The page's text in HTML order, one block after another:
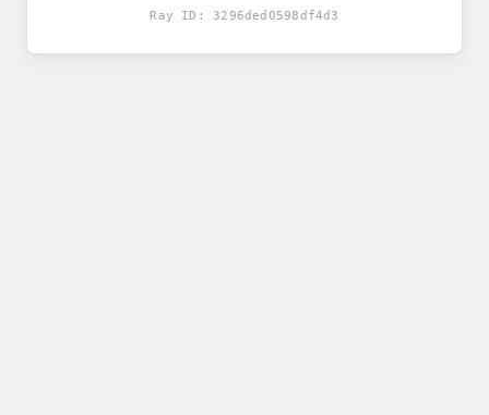
Ray ID: 3296ded0598df4d3